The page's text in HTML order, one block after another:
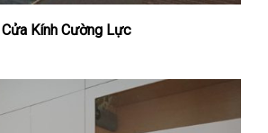
Cửa Kính Cường Lực